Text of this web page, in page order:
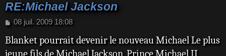
RE:Michael Jackson
M
s
08 juil. 2009 18:08
Blanket pourrait devenir le nouveau Michael Le plus
jeune fils de Michael Jackson, Prince Michael II,